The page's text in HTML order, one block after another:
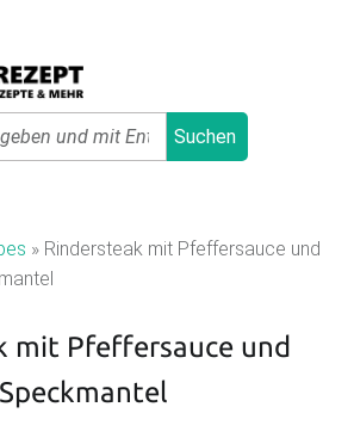
Suchen
» Rindersteak mit Pfeffersauce und
mit Pfeffersauce und